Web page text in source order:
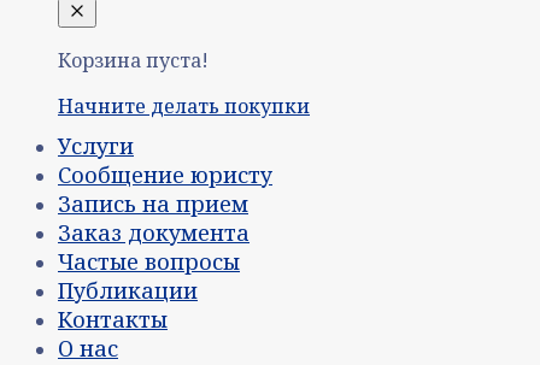
Корзина пуста!
Начните делать покупки
Услуги
Сообщение юристу
Запись на прием
Заказ документа
Частые вопросы
Публикации
Контакты
О нас